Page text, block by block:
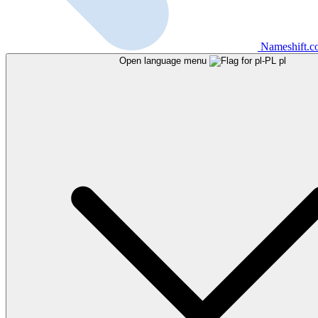
Open language menu pl